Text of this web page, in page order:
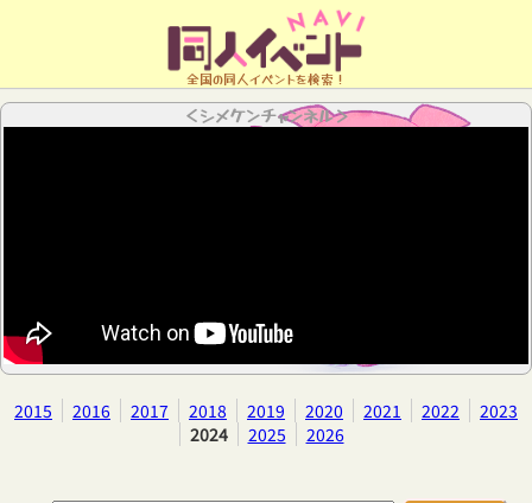
全国の同人イベントを検索！
＜シメケンチャンネル＞
2015 2016 2017 2018 2019 2020 2021 2022
2023
2024
2025 2026